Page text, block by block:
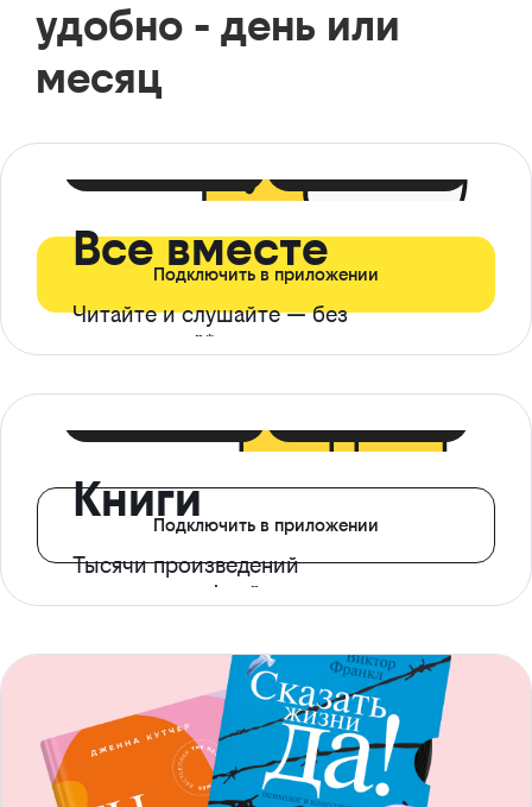
удобно - день или
месяц
Все вместе
Читайте и слушайте — без
ограничений*
Подключить в приложении
Книги
Тысячи произведений
с доступом офлайн
Подключить в приложении